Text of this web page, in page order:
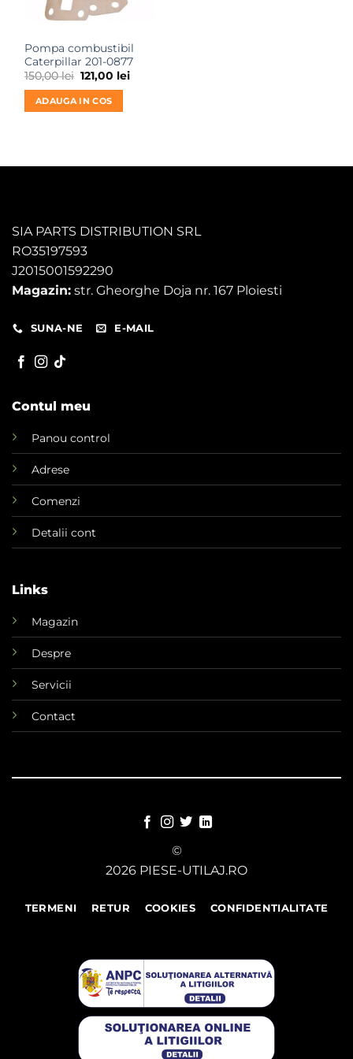
Pompa combustibil
Caterpillar 201-0877
150,00lei Prețul
inițial
a
fost:
150,00 lei.
121,00 leiPrețul
ADAUGA IN COS
SIA PARTS DISTRIBUTION SRL
RO35197593
J2015001592290
Magazin: str. Gheorghe Doja nr. 167 Ploiesti
SUNA-NE E-MAIL
Contul meu
Panou control
Adrese
Comenzi
Detalii cont
Links
Magazin
Despre
Servicii
Contact
©
2026 PIESE-UTILAJ.RO
TERMENI RETUR COOKIES CONFIDENTIALITATE